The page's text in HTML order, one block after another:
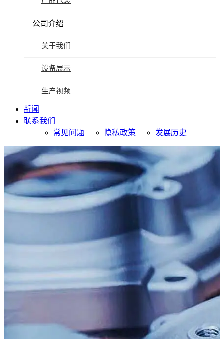
公司介绍
关于我们
设备展示
生产视频
新闻
联系我们
常见问题
隐私政策 发展历史